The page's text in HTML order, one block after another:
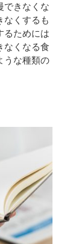
できなくな
なくするも
るためには
なくなる食
うな種類の